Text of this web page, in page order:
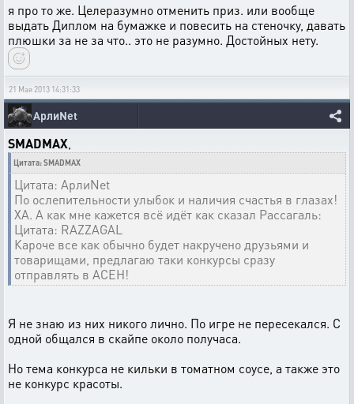
я про то же. Целеразумно отменить приз. или вообще
выдать Диплом на бумажке и повесить на стеночку, давать
плюшки за не за что.. это не разумно. Достойных нету.
21 Мая 2013 14:31:33
АрлиNet
SMADMAX
Цитата: SMADMAX
Цитата: АрлиNet
По ослепительности улыбок и наличия счастья в глазах!
ХА. А как мне кажется всё идёт как сказал Рассагаль:
Цитата: RAZZAGAL
Кароче все как обычно будет накручено друзьями и
товарищами, предлагаю таки конкурсы сразу
отправлять в АСЕН!
Я не знаю из них никого лично. По игре не пересекался. С
одной общался в скайпе около получаса.
Но тема конкурса не кильки в томатном соусе, а также это
не конкурс красоты.